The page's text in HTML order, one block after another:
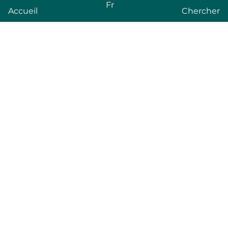
Accueil
Fr
Chercher